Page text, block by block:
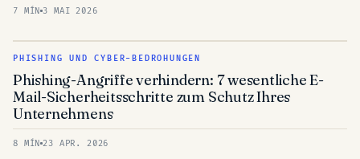
7 MÍN 3 MAI 2026
PHISHING UND CYBER-BEDROHUNGEN
Phishing-Angriffe verhindern: 7 wesentliche E-
Mail-Sicherheitsschritte zum Schutz Ihres
Unternehmens
8 MÍN 23 APR. 2026